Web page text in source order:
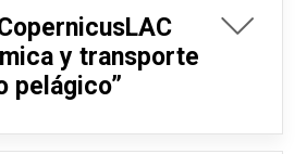
y transporte
pelágico”